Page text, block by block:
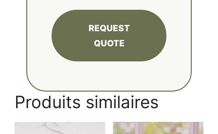
REQUEST
QUOTE
Produits similaires